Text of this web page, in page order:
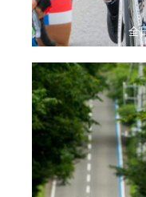
全